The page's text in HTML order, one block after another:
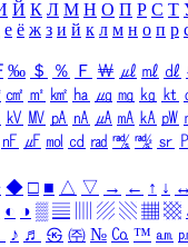
Й К Л М Н О П Р С Т
е ё ж з и й к л м н о п р
‰ ＄ ％ Ｆ ￦ ㎕ ㎖ ㎗
㎠ ㎡ ㎢ ㏊ ㎍ ㎎ ㎏ ㏏
㎸ ㎹ ㎀ ㎁ ㎂ ㎃ ㎄ ㎺
㎋ ㎌ ㏖ ㏅ ㎭ ㎮ ㎯ ㏛
◆ □ ■ △ ▽ → ← ↑ ↓ ↔
◐ ◑ ▒ ▤ ▨ ▧ ▦ ▩
♪ ♬ ㉿ ㈜ № ㏇ ™ ㏂